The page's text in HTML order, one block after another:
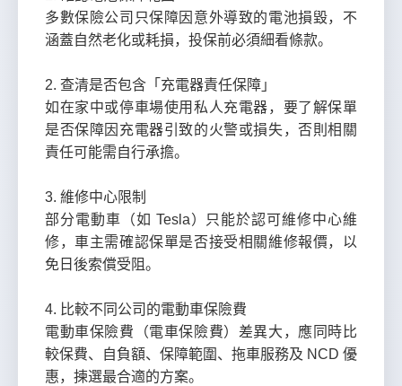
多數保險公司只保障因意外導致的電池損毀，不
涵蓋自然老化或耗損，投保前必須細看條款。
2. 查清是否包含「充電器責任保障」
如在家中或停車場使用私人充電器，要了解保單
是否保障因充電器引致的火警或損失，否則相關
責任可能需自行承擔。
3. 維修中心限制
部分電動車（如 Tesla）只能於認可維修中心維
修，車主需確認保單是否接受相關維修報價，以
免日後索償受阻。
4. 比較不同公司的電動車保險費
電動車保險費（電車保險費）差異大，應同時比
較保費、自負額、保障範圍、拖車服務及 NCD 優
惠，揀選最合適的方案。